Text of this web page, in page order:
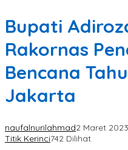
Bupati
Rakornas
Bencana
Jakarta
naufalnurilahmad2 Maret 2023
Titik Kerinci742 Dilihat